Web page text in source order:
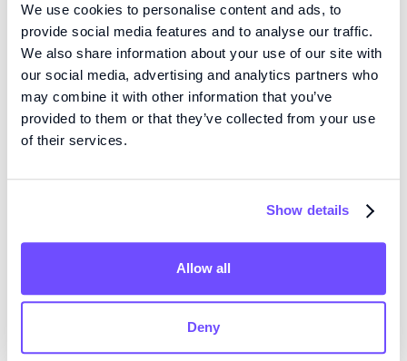
We use cookies to personalise content and ads, to
provide social media features and to analyse our traffic.
We also share information about your use of our site with
our social media, advertising and analytics partners who
may combine it with other information that you’ve
provided to them or that they’ve collected from your use
of their services.
Show details
Allow all
Deny
KOMPETENS
Vi är pionjärer inom vävnadsteknik med hög precision
och mikrofluidik med öppen volym, och utvecklar
SE — 431 37 Mölndal
+46 76 208 33 54